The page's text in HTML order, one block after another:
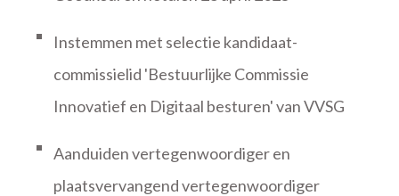
Instemmen met selectie kandidaat-
commissielid 'Bestuurlijke Commissie
Innovatief en Digitaal besturen' van VVSG
Aanduiden vertegenwoordiger en
plaatsvervangend vertegenwoordiger